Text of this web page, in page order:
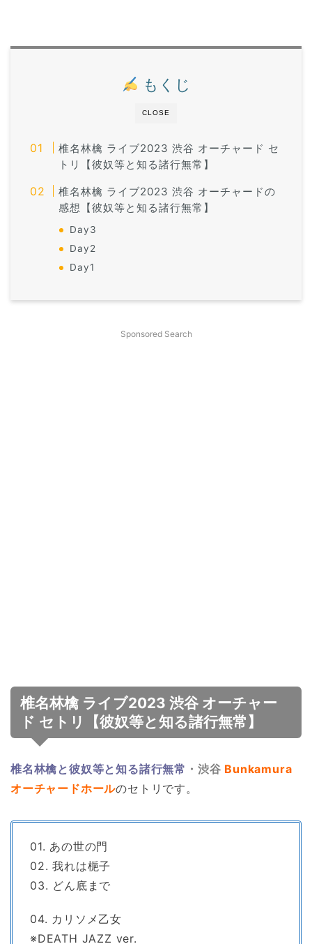
CLOSE
もくじ
椎名林檎 ライブ2023 渋谷 オーチャード セ
トリ【彼奴等と知る諸行無常】
椎名林檎 ライブ2023 渋谷 オーチャードの
感想【彼奴等と知る諸行無常】
Day3
Day2
Day1
Sponsored Search
椎名林檎 ライブ2023 渋谷 オーチャー
ド セトリ【彼奴等と知る諸行無常】
椎名林檎と彼奴等と知る諸行無常 ・渋谷 Bunkamura
オーチャードホールのセトリです。
01. あの世の門
02. 我れは梔子
03. どん底まで
04. カリソメ乙女
※DEATH JAZZ ver.